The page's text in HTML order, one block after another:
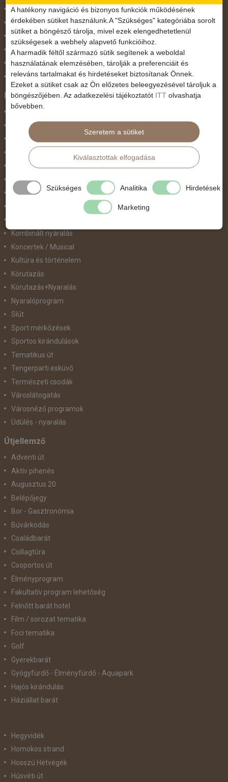
November 1.
Október 23.
Pünkösdi utazás
Szilveszter
Tavaszi szünet
Valentin nap
Programtípus
Belépőjegy
Egyéni út
Egzotikus út
Fesztiválok
Golfút
Gyalogtúra
Kombinált nyaralás
Koncertek / Musical
Kultúra és történelem
Körutazás
Körutazás+Nyaralás
Nyaralóprogram
Síút
Sport mérkőzések
Sportos kirándulások
Tematikus út
Tengerparti esküvő
Természeti csodák
Városlátogatás
Városnéző programok
Üdülés - nyaralás
Útjellemző
Adventi út
Aktív pihenés
Augusztus 20
Belépőjegy
Bor - Gasztronómia
Búvárkodás
Családbarát
Csillagtúra
Csoportos út
Élményprogram
Fakultatív program lehetőség
Felnőtt barát hotel
Film / sorozat tematika
Foci tematika
Golf
Gyerekbarát
Gyógyfürdő - Élményfürdő - Aquapark
Hajós kirándulás
Háziállat barát
Hegyvidék
Homokos strand
Hosszú Hétvégék
Húsvéti út
A hatékony navigáció és bizonyos funkciók működésének
érdekében sütiket használunk.A "Szükséges" kategóriába sorolt
sütiket a böngésző tárolja, mivel ezek elengedhetetlenül
szükségesek a webhely alapvető funkcióihoz.
A harmadik féltől származó sütik segítenek a weboldal
használatának elemzésében, tárolják a preferenciáit és
releváns tartalmakat és hirdetéseket biztosítanak Önnek.
Ezeket a sütiket csak az Ön előzetes beleegyezésével tároljuk a
böngészőjében. Az adatkezelési tájékoztatót ITT olvashatja
bővebben.
Szeretem a sütiket
Kiválasztottak elfogadása
Szükséges Analitika Hirdetések
Marketing